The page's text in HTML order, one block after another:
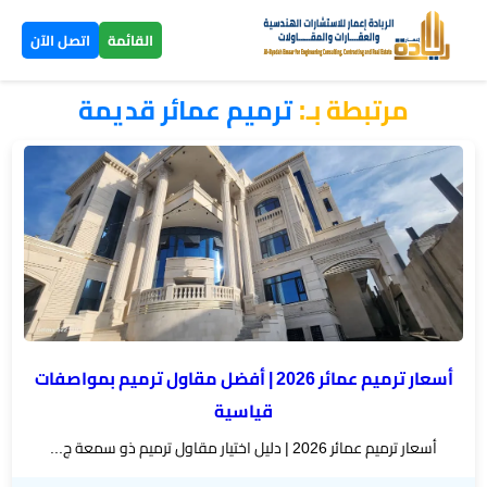
القائمة اتصل الآن ×
تصاميم
ومخططات▼
بناء
عظم
اليمن
بناء
مفتاح
مرتبطة بـ:ترميم عمائر قديمة
أسعار ترميم عمائر 2026 | أفضل مقاول ترميم بمواصفات
قياسية
أسعار ترميم عمائر 2026 | دليل اختيار مقاول ترميم ذو سمعة ج...